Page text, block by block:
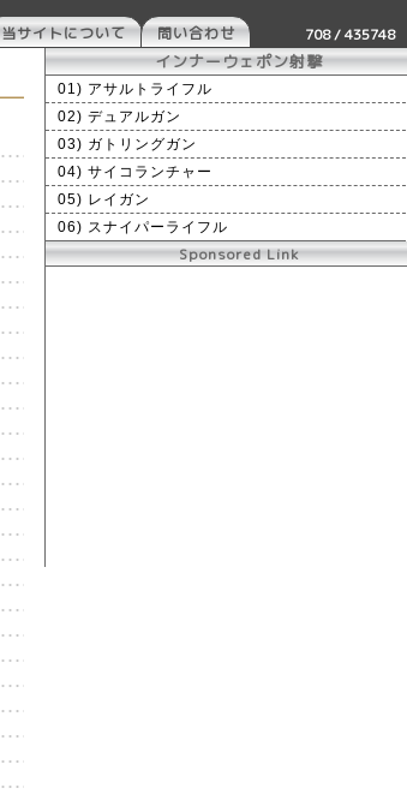
708 / 435748
当サイトについて 問い合わせ
インナーウェポン射撃
01) アサルトライフル
02) デュアルガン
03) ガトリングガン
04) サイコランチャー
05) レイガン
06) スナイパーライフル
Sponsored Link